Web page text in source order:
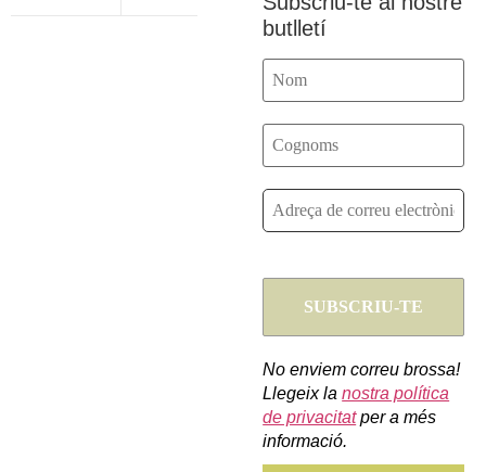
butlletí
No enviem correu brossa!
Llegeix lanostra política
de privacitatper a més
informació.